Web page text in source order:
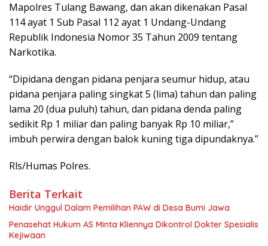
Mapolres Tulang Bawang, dan akan dikenakan Pasal
114 ayat 1 Sub Pasal 112 ayat 1 Undang-Undang
Republik Indonesia Nomor 35 Tahun 2009 tentang
Narkotika.
“Dipidana dengan pidana penjara seumur hidup, atau
pidana penjara paling singkat 5 (lima) tahun dan paling
lama 20 (dua puluh) tahun, dan pidana denda paling
sedikit Rp 1 miliar dan paling banyak Rp 10 miliar,”
imbuh perwira dengan balok kuning tiga dipundaknya.”
Rls/Humas Polres.
Berita Terkait
Haidir Unggul Dalam Pemilihan PAW di Desa Bumi Jawa
Penasehat Hukum AS Minta Kliennya Dikontrol Dokter Spesialis
Kejiwaan